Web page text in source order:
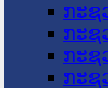
ກະຊ
ກະຊ
ກະຊ
ກະຊ